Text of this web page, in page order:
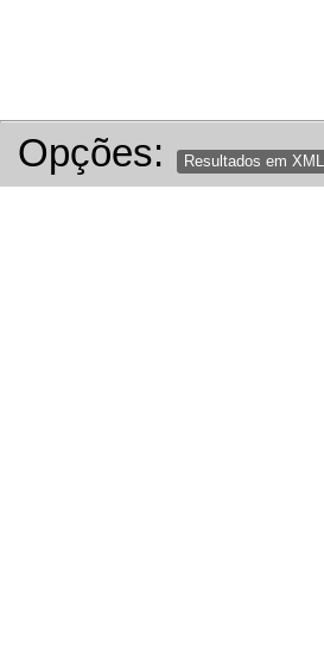
Opções: Resultados em XML